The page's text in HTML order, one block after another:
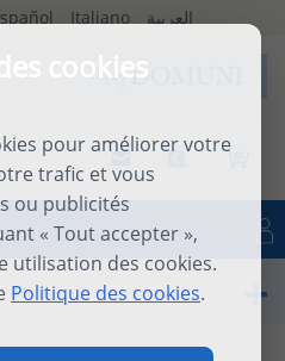
cookies
pour améliorer votre
trafic et vous
ou publicités
« Tout accepter »,
utilisation des cookies.
Politique des cookies.
Italiano العربية
Se connecter